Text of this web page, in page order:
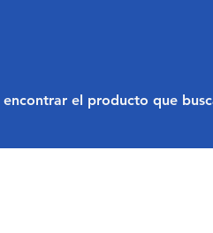
el producto que